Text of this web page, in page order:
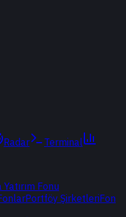
Radar
Terminal
Fonu
Portföy ŞirketleriFon